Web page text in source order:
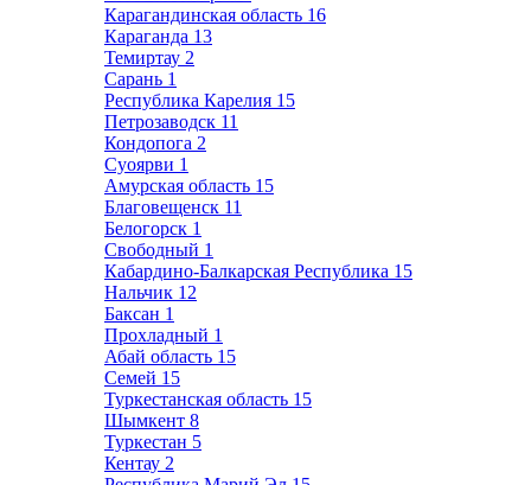
Карагандинская область 16
Караганда 13
Темиртау 2
Сарань 1
Республика Карелия 15
Петрозаводск 11
Кондопога 2
Суоярви 1
Амурская область 15
Благовещенск 11
Белогорск 1
Свободный 1
Кабардино-Балкарская Республика 15
Нальчик 12
Баксан 1
Прохладный 1
Абай область 15
Семей 15
Туркестанская область 15
Шымкент 8
Туркестан 5
Кентау 2